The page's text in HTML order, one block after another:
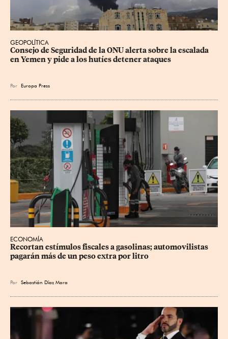
GEOPOLÍTICA
Consejo de Seguridad de la ONU alerta sobre la escalada
en Yemen y pide a los hutíes detener ataques
Por Europa Press
ECONOMÍA
Recortan estímulos fiscales a gasolinas; automovilistas
pagarán más de un peso extra por litro
Por Sebastián Díaz Mora